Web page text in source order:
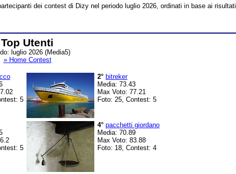
dei contest di Dizy nel periodo luglio 2026, ordinati in base ai risultati
Top Utenti
luglio 2026 (Media5)
» Home Contest
5
2° bitreker
Media: 73.43
Max Voto: 77.21
Foto: 25, Contest: 5
5
4° pacchetti giordano
Media: 70.89
Max Voto: 83.88
Foto: 18, Contest: 4